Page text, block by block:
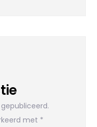
met *